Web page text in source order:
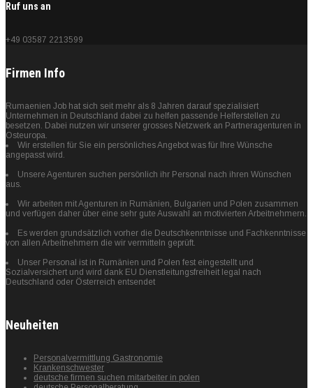
Ruf uns an
+49 03587 2213599
Firmen Info
Rumaenien Job hat sich seit mehr als 8 Jahren darauf spezialisiert
Unternehmen in Deutschland dabei zu helfen passende Helferstellen zu
besetzen. Dabei nutzen wir unserer grosses Netzwerk an Partneragenturen in
Osteuropa.
Wir erstellen für Sie ein persönliches Angebot was für Ihre Wünsche
angepasst wird.
Unsere Agenturen suchen persönlich ihr Personal nach ihren Wünschen
aus.
Wir arbeiten mit Agenturen in Rumänien, Bulgarien und Polen zusammen
und verfügen daher über eine sehr gute Auswahl an motivierten Arbeitnehmern.
Es werden grundsätzlich vorher die Deutschkenntnisse und Fachkenntnisse
von allen Arbeitnehmern die wir vermitteln geprüft.
Unser Personal ist in Rumänien und Polen fest eingestellt und
Sozialversichert und wird dank EU Dienstleitungsfreiheit legal nach
Deutschland oder Österreich entsendet
Neuheiten
Personalvermittlung Gastronomie
Krankenschwester
deutsche firmen suchen mitarbeiter in polen